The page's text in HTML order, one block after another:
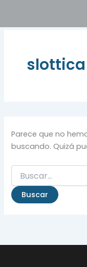
contenido
slottica
Parece que no
buscando. Quizá